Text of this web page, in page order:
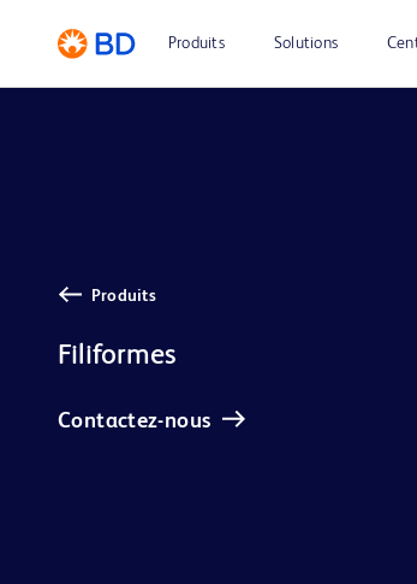
Produits Solutions
Produits
Filiformes
Contactez-nous